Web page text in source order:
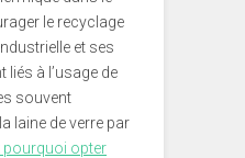
le recyclage
et ses
à l’usage de
souvent
laine de verre par
pourquoi opter